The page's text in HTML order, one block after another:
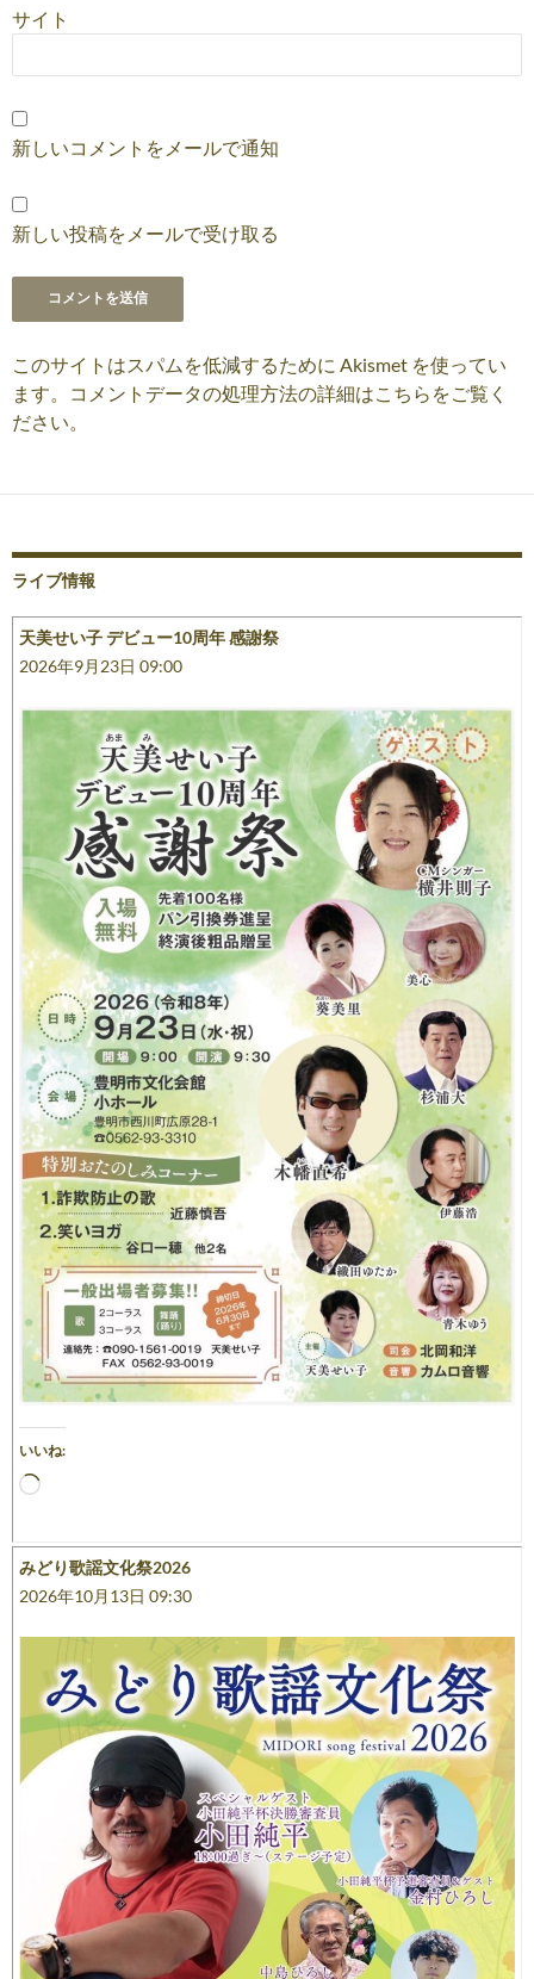
サイト
新しいコメントをメールで通知
新しい投稿をメールで受け取る
このサイトはスパムを低減するために Akismet を使ってい
ます。
コメントデータの処理方法の詳細はこちらをご覧く
ださい。
ライブ情報
天美せい子 デビュー10周年 感謝祭
2026年9月23日 09:00
いいね:
読
み
中…
みどり歌謡文化祭2026
2026年10月13日 09:30